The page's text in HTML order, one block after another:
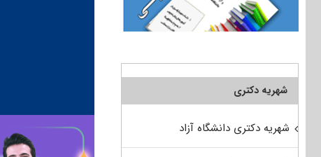
شهریه دکتری
شهریه دکتری دانشگاه آزاد